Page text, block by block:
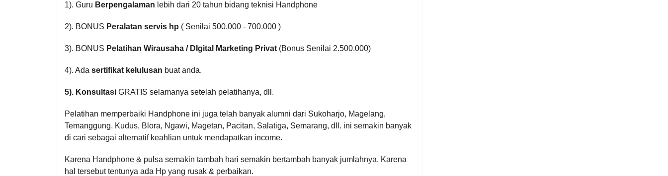
1). Guru Berpengalaman lebih dari 20 tahun bidang teknisi Handphone
2). BONUS Peralatan servis hp ( Senilai 500.000 - 700.000 )
3). BONUS Pelatihan Wirausaha / DIgital Marketing Privat (Bonus Senilai 2.500.000)
4). Ada sertifikat kelulusan buat anda.
5). Konsultasi GRATIS selamanya setelah pelatihanya, dll.
Pelatihan memperbaiki Handphone ini juga telah banyak alumni dari Sukoharjo, Magelang,
Temanggung, Kudus, Blora, Ngawi, Magetan, Pacitan, Salatiga, Semarang, dll. ini semakin banyak
di cari sebagai alternatif keahlian untuk mendapatkan income.
Karena Handphone & pulsa semakin tambah hari semakin bertambah banyak jumlahnya. Karena
hal tersebut tentunya ada Hp yang rusak & perbaikan.